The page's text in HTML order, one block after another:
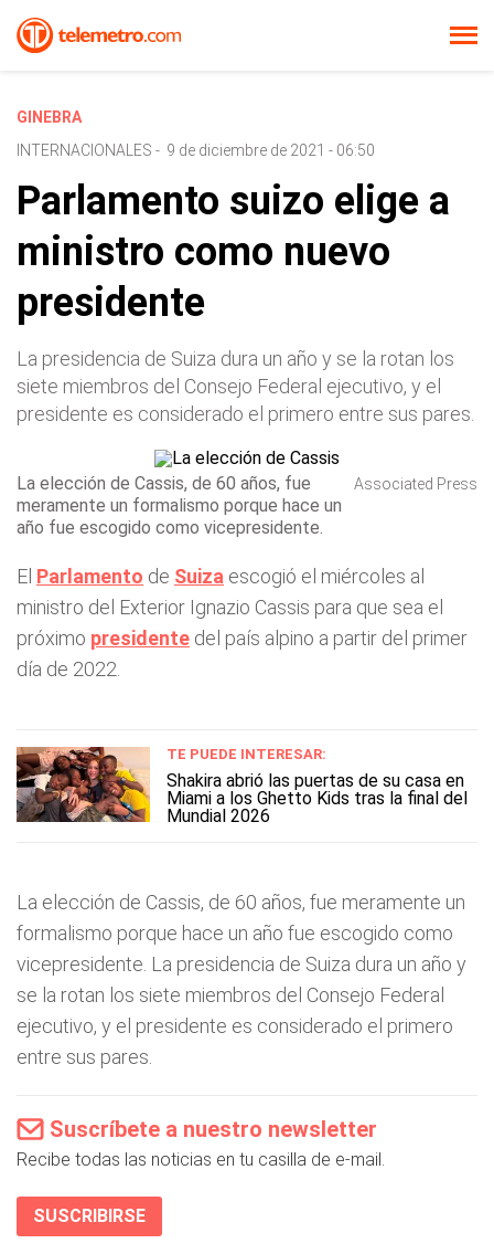
GINEBRA
INTERNACIONALES - 9 de diciembre de 2021 - 06:50
Parlamento suizo elige a
ministro como nuevo
presidente
La presidencia de Suiza dura un año y se la rotan los
siete miembros del Consejo Federal ejecutivo, y el
presidente es considerado el primero entre sus pares.
La elección de Cassis, de 60 años, fue
meramente un formalismo porque hace un
año fue escogido como vicepresidente.
Associated Press
El Parlamento de Suiza escogió el miércoles al
ministro del Exterior Ignazio Cassis para que sea el
próximo presidente del país alpino a partir del primer
día de 2022.
TE PUEDE INTERESAR:
Shakira abrió las puertas de su casa en
Miami a los Ghetto Kids tras la final del
Mundial 2026
La elección de Cassis, de 60 años, fue meramente un
formalismo porque hace un año fue escogido como
vicepresidente. La presidencia de Suiza dura un año y
se la rotan los siete miembros del Consejo Federal
ejecutivo, y el presidente es considerado el primero
entre sus pares.
Suscríbete a nuestro newsletter
Recibe todas las noticias en tu casilla de e-mail.
SUSCRIBIRSE